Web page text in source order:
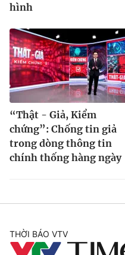
hình
“Thật - Giả, Kiểm
chứng”: Chống tin giả
trong dòng thông tin
chính thống hàng ngày
THỜI BÁO VTV